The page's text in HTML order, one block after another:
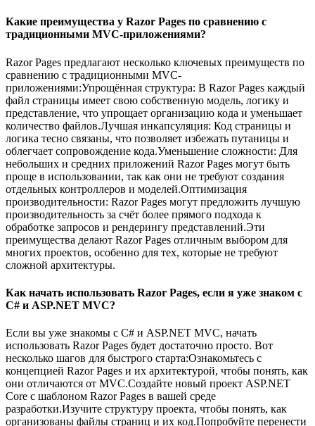
Какие преимущества у Razor Pages по сравнению с
традиционными MVC-приложениями?
Razor Pages предлагают несколько ключевых преимуществ по
сравнению с традиционными MVC-
приложениями:Упрощённая структура: В Razor Pages каждый
файл страницы имеет свою собственную модель, логику и
представление, что упрощает организацию кода и уменьшает
количество файлов.Лучшая инкапсуляция: Код страницы и
логика тесно связаны, что позволяет избежать путаницы и
облегчает сопровождение кода.Уменьшение сложности: Для
небольших и средних приложений Razor Pages могут быть
проще в использовании, так как они не требуют создания
отдельных контроллеров и моделей.Оптимизация
производительности: Razor Pages могут предложить лучшую
производительность за счёт более прямого подхода к
обработке запросов и рендерингу представлений.Эти
преимущества делают Razor Pages отличным выбором для
многих проектов, особенно для тех, которые не требуют
сложной архитектуры.
Как начать использовать Razor Pages, если я уже знаком с
C# и ASP.NET MVC?
Если вы уже знакомы с C# и ASP.NET MVC, начать
использовать Razor Pages будет достаточно просто. Вот
несколько шагов для быстрого старта:Ознакомьтесь с
концепцией Razor Pages и их архитектурой, чтобы понять, как
они отличаются от MVC.Создайте новый проект ASP.NET
Core с шаблоном Razor Pages в вашей среде
разработки.Изучите структуру проекта, чтобы понять, как
организованы файлы страниц и их код.Попробуйте перенести